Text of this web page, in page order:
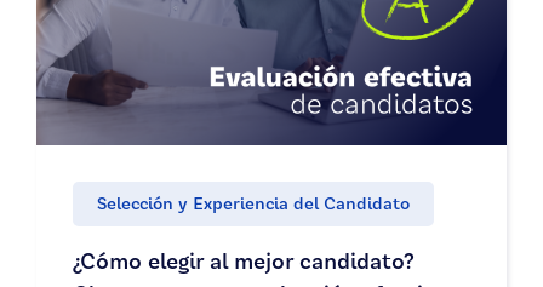
Selección y Experiencia del Candidato
¿Cómo elegir al mejor candidato?